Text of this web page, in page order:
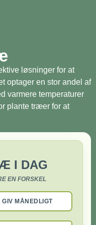
løsninger for at
optager en stor andel af
varmere temperaturer
plante træer for at
I DAG
EN FORSKEL
GIV MÅNEDLIGT